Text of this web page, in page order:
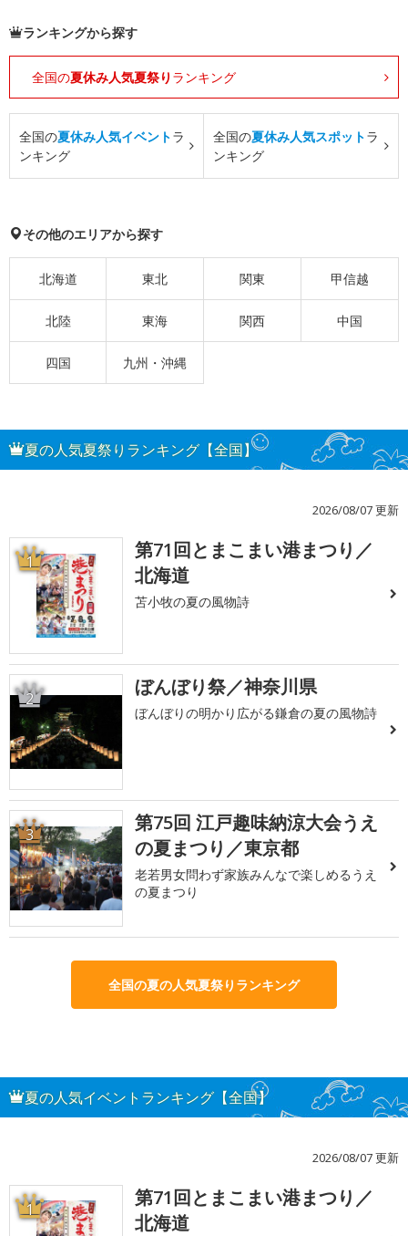
ランキングから探す
全国の夏休み人気夏祭り ランキング
全国の夏休み人気イベントラ
ンキング
全国の夏休み人気スポットラ
ンキング
その他のエリアから探す
北海道 東北 関東 甲信越
北陸 東海 関西 中国
四国 九州・沖縄
夏の人気夏祭りランキング【全国】
2026/08/07 更新
1
第71回とまこまい港まつり／
北海道
苫小牧の夏の風物詩
2 ぼんぼり祭／神奈川県
ぼんぼりの明かり広がる鎌倉の夏の風物詩
3
第75回 江戸趣味納涼大会うえ
の夏まつり／東京都
老若男女問わず家族みんなで楽しめるうえ
の夏まつり
全国の夏の人気夏祭りランキング
夏の人気イベントランキング【全国】
2026/08/07 更新
1
第71回とまこまい港まつり／
北海道